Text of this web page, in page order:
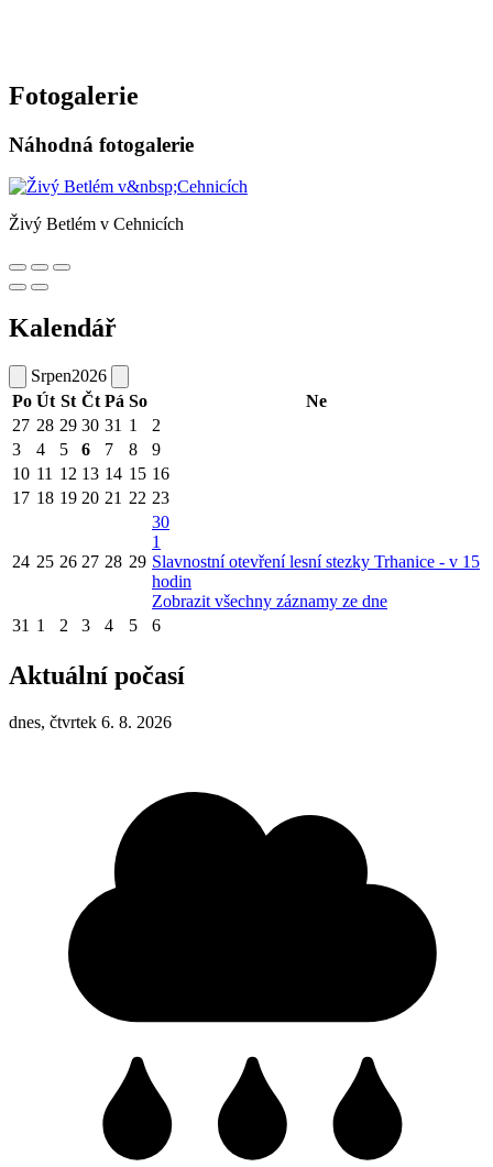
Fotogalerie
Náhodná fotogalerie
Živý Betlém v Cehnicích
Kalendář
Srpen2026
Po Út St Čt Pá So
Ne
27 28 29 30 31 1
2
3
4 5 6 7 8
9
10 11 12 13 14 15 16
17 18 19 20 21 22 23
24 25 26 27 28 29
30
1
Slavnostní otevření lesní stezky Trhanice - v 15
hodin
Zobrazit všechny záznamy ze dne
31 1 2 3 4 5 6
Aktuální počasí
dnes, čtvrtek 6. 8. 2026